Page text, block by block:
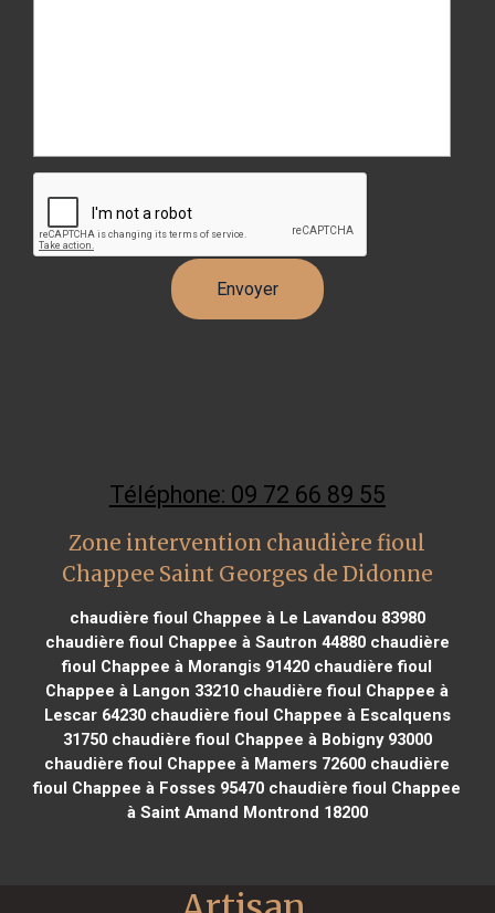
Téléphone: 09 72 66 89 55
Zone intervention chaudière fioul
Chappee Saint Georges de Didonne
chaudière fioul Chappee à Le Lavandou 83980
chaudière fioul Chappee à Sautron 44880chaudière
fioul Chappee à Morangis 91420 chaudière fioul
Chappee à Langon 33210 chaudière fioul Chappee à
Lescar 64230chaudière fioul Chappee à Escalquens
31750chaudière fioul Chappee à Bobigny 93000
chaudière fioul Chappee à Mamers 72600 chaudière
fioul Chappee à Fosses 95470 chaudière fioul Chappee
à Saint Amand Montrond 18200